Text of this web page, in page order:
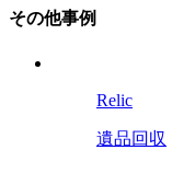
その他事例
Relic
遺品回収